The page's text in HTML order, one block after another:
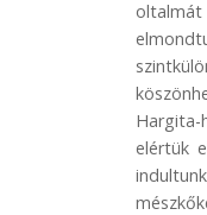
Hargita-
elértük